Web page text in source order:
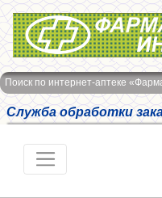
Интернет-аптека
Поиск по интернет-аптеке
Служба обработки